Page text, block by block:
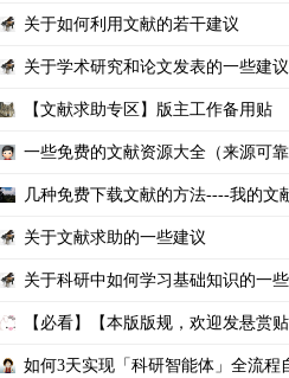
关于如何利用文献的若干建议
关于学术研究和论文发表的一些建议
【文献求助专区】版主工作备用贴
一些免费的文献资源大全（来源可靠
几种免费下载文献的方法----我的文
关于文献求助的一些建议
关于科研中如何学习基础知识的一些
【必看】【本版版规，欢迎发悬赏贴
如何3天实现「科研智能体」全流程